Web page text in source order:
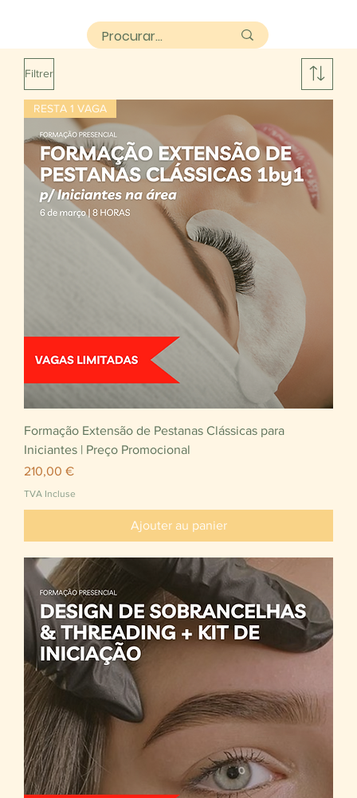
Filtrer
RESTA 1 VAGA
Formação Extensão de Pestanas Clássicas para
Iniciantes | Preço Promocional
Prix
210,00 €
TVA Incluse
Ajouter au panier